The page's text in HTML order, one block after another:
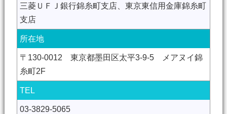
三菱ＵＦＪ銀行錦糸町支店、東京東信用金庫錦糸町
支店
所在地
〒130-0012 東京都墨田区太平3-9-5 メアヌイ錦
糸町2F
TEL
03-3829-5065